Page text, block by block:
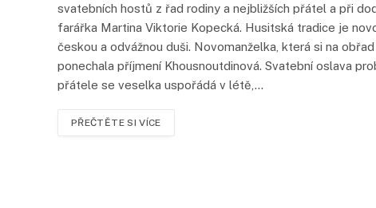
svatebních hostů z řad rodiny a nejbližších přátel a při
farářka Martina Viktorie Kopecká. Husitská tradice je
českou a odvážnou duši. Novomanželka, která si na
ponechala příjmení Khousnoutdinová. Svatební oslava
přátele se veselka uspořádá v létě,…
PŘEČTĚTE SI VÍCE